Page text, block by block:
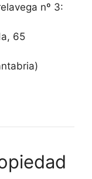
nº 3:
65